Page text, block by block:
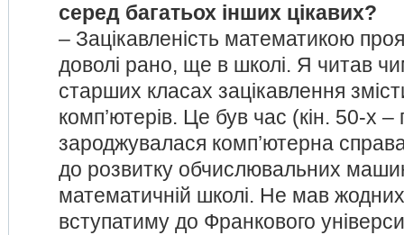
серед багатьох інших цікавих?
– Зацікавленість математикою
доволі рано, ще в школі. Я читав
старших класах зацікавлення
комп’ютерів. Це був час (кін. 50-х
зароджувалася комп’ютерна
до розвитку обчислювальних
математичній школі. Не мав
вступатиму до Франкового